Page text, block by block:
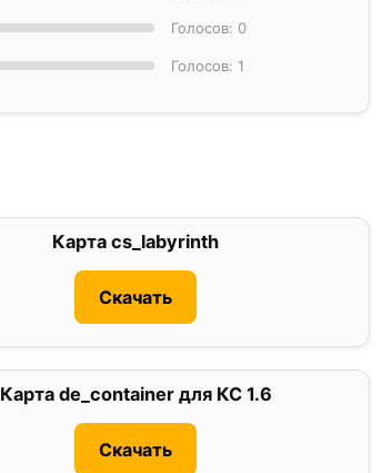
Голосов: 0
Голосов: 1
Карта cs_labyrinth
Скачать
Карта de_container для КС 1.6
Скачать